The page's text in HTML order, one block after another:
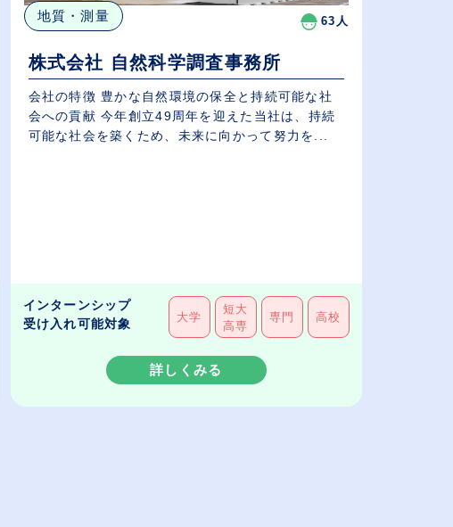
地質・測量 63人
株式会社 自然科学調査事務所
会社の特徴 豊かな自然環境の保全と持続可能な社
会への貢献 今年創立49周年を迎えた当社は、持続
可能な社会を築くため、未来に向かって努力を...
インターンシップ
受け入れ可能対象
大学
短大
高専
専門 高校
詳しくみる